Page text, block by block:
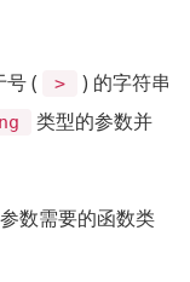
号 ( >
) 的字符串
类型的参数并
数需要的函数类